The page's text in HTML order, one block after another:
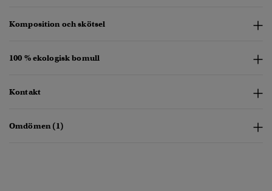
Komposition och skötsel
100 % ekologisk bomull
Kontakt
Omdömen (1)